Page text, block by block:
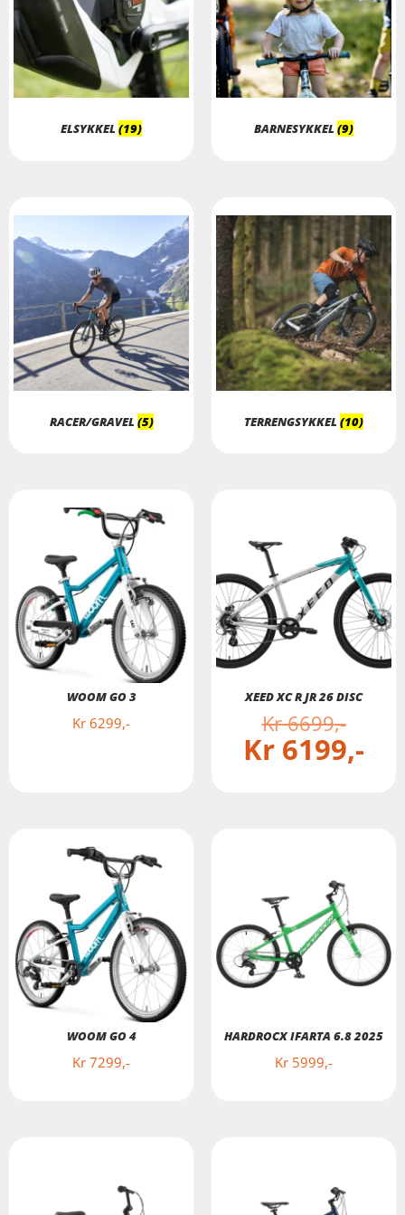
ELSYKKEL (19) BARNESYKKEL (9)
RACER/GRAVEL (5) TERRENGSYKKEL (10)
WOOM GO 3
Kr6299
XEED XC R JR 26 DISC
Kr6699
Kr 6199
WOOM GO 4
Kr7299
HARDROCX IFARTA 6.8 2025
Kr 5999